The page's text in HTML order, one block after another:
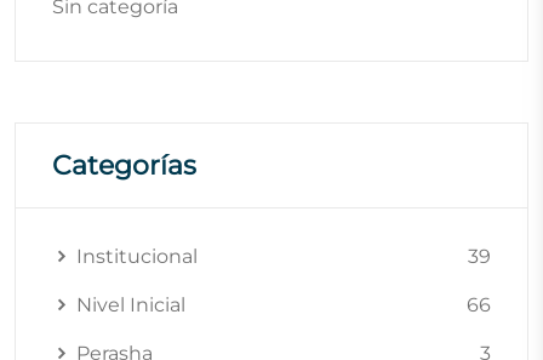
Sin categoría
Categorías
Institucional 39
Nivel Inicial 66
Perasha 3